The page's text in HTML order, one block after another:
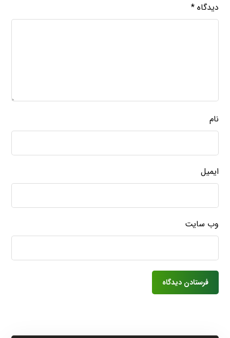
دیدگاه*
نام
ایمیل
وب‌ سایت